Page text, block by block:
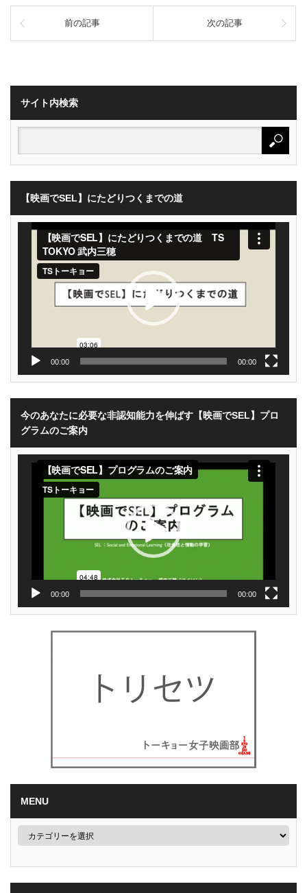
前の記事 次の記事
サイト内検索
【映画でSEL】にたどりつくまでの道
00:00 00:00
今のあなたに必要な非認知能力を伸ばす【映画でSEL】プロ
グラムのご案内
動
00:00 00:00
MENU